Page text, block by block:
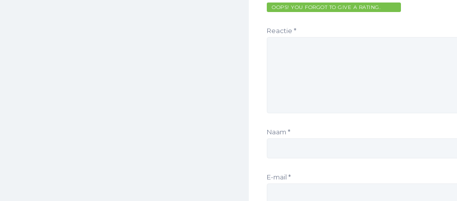
OOPS! YOU FORGOT TO GIVE A RATING.
Reactie *
Naam *
E-mail *